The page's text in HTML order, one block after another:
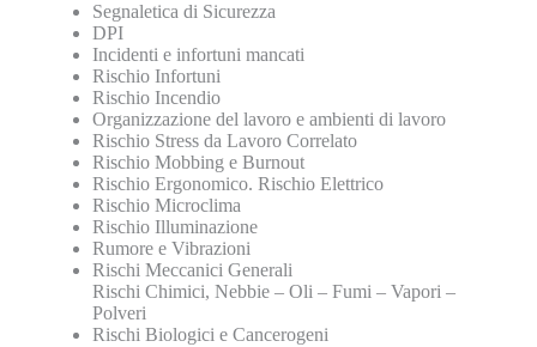
Segnaletica di Sicurezza
DPI
Incidenti e infortuni mancati
Rischio Infortuni
Rischio Incendio
Organizzazione del lavoro e ambienti di lavoro
Rischio Stress da Lavoro Correlato
Rischio Mobbing e Burnout
Rischio Ergonomico. Rischio Elettrico
Rischio Microclima
Rischio Illuminazione
Rumore e Vibrazioni
Rischi Meccanici Generali
Rischi Chimici, Nebbie – Oli – Fumi – Vapori –
Polveri
Rischi Biologici e Cancerogeni